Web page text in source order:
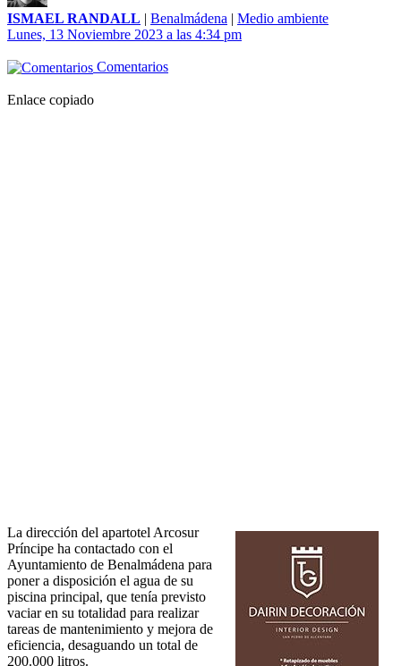
ISMAEL RANDALL | Benalmádena | Medio ambiente
Lunes, 13 Noviembre 2023 a las 4:34 pm
Comentarios
Enlace copiado
La dirección del apartotel Arcosur
Príncipe ha contactado con el
Ayuntamiento de Benalmádena para
poner a disposición el agua de su
piscina principal, que tenía previsto
vaciar en su totalidad para realizar
tareas de mantenimiento y mejora de
eficiencia, desaguando un total de
200.000 litros.